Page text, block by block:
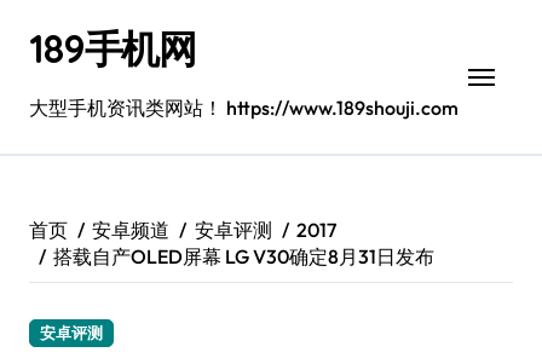
189手机网
大型手机资讯类网站！ https://www.189shouji.com
首页 安卓频道 安卓评测
2017
搭载自产OLED屏幕 LG V30确定8月31日发布
安卓评测